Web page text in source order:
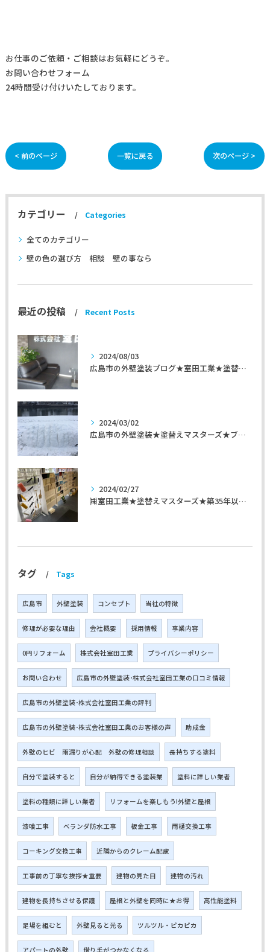
お仕事のご依頼・ご相談はお気軽にどうぞ。
お問い合わせフォーム
24時間受け付けいたしております。
< 前のページ 一覧に戻る 次のページ >
カテゴリー Categories
全てのカテゴリー
壁の色の選び方 相談 壁の事なら
最近の投稿 Recent Posts
2024/08/03
広島市の外壁塗装ブログ★室田工業★塗替えマスターズ★外壁リフォーム
2024/03/02
広島市の外壁塗装★塗替えマスターズ★ブログ「初めて家を手入れするのに」
2024/02/27
㈱室田工業★塗替えマスターズ★築35年以上のお宅の施工事例
タグ Tags
広島市 外壁塗装 コンセプト 当社の特徴
修理が必要な理由 会社概要 採用情報 事業内容
0円リフォーム 株式会社室田工業 プライバシーポリシー
お問い合わせ 広島市の外壁塗装･株式会社室田工業の口コミ情報
広島市の外壁塗装･株式会社室田工業の評判
広島市の外壁塗装･株式会社室田工業のお客様の声 助成金
外壁のヒビ 雨漏りが心配 外壁の修理相談 長持ちする塗料
自分で塗装すると 自分が納得できる塗装業 塗料に詳しい業者
塗料の種類に詳しい業者 リフォームを楽しもう!外壁と屋根
漆喰工事 ベランダ防水工事 板金工事 雨樋交換工事
コーキング交換工事 近隣からのクレーム配慮
工事前の丁寧な挨拶★重要 建物の見た目 建物の汚れ
建物を長持ちさせる保護 屋根と外壁を同時に★お得 高性能塗料
足場を組むと 外壁見ると光る ツルツル・ピカピカ
アパートの外壁 借り手がつかなくなる